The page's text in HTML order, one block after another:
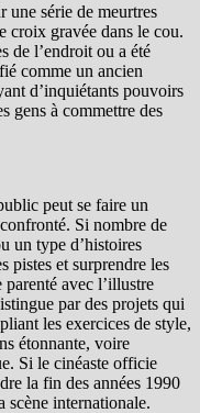
une série de meurtres
croix gravée dans le cou.
de l’endroit ou a été
comme un ancien
d’inquiétants pouvoirs
gens à commettre des
peut se faire un
Si nombre de
un type d’histoires
pistes et surprendre les
avec l’illustre
par des projets qui
les exercices de style,
étonnante, voire
Si le cinéaste officie
la fin des années 1990
scène internationale.